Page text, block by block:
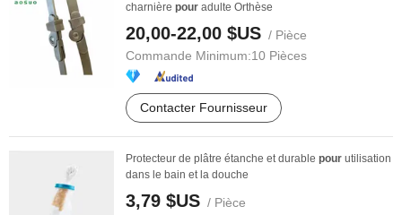
charnière pour adulte Orthèse
20,00-22,00 $US / Pièce
Commande Minimum:10 Pièces
Contacter Fournisseur
Protecteur de plâtre étanche et durable pour utilisation
dans le bain et la douche
3,79 $US / Pièce